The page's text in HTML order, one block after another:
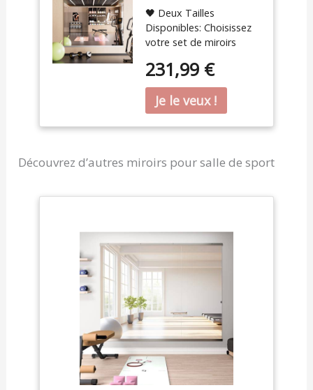
Grand Verre
Trempé sans Cadr
🖤 Deux Tailles
Disponibles: Choisissez
votre set de miroirs
pièces ou 140 x 42 cm x
2 pièces. Inclus supports
en Z métalliques,
chevilles lourdes et vis
pour montage mural
sport maison, chambres
ou studios de danse. 🔍
cadre équipé de patins
anti-distorsion élimine
les déformations
d'image pendant le
yoga, le fitness ou la
danse (collage simple
entre panneaux). 🛡
Verre Trempé 4 MM: Ce
grand miroir intégral est
fabriqué en verre flotté
incassable de 4 mm, aux
231,99 €
Découvrez d’autres miroirs pour salle de sport